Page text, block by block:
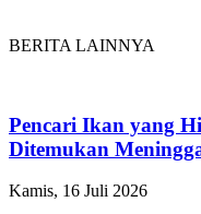
BERITA LAINNYA
Pencari Ikan yang
Ditemukan
Kamis, 16 Juli 2026